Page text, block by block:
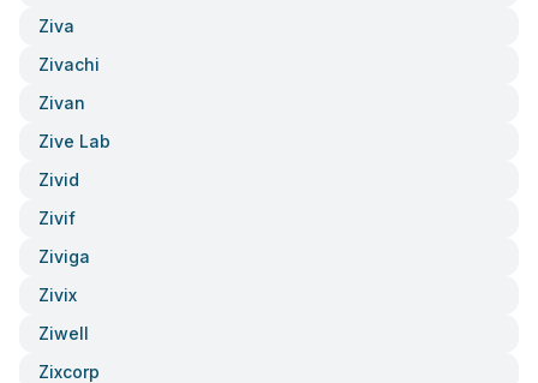
Ziva
Zivachi
Zivan
Zive Lab
Zivid
Zivif
Ziviga
Zivix
Ziwell
Zixcorp